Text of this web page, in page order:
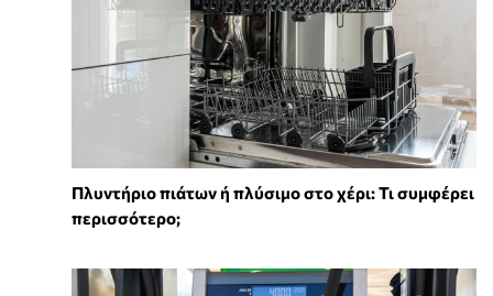
Πλυντήριο πιάτων ή πλύσιμο στο χέρι: Τι συμφέρει
περισσότερο;